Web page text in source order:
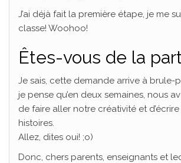
J’ai déjà fait la première étape, je me
classe! Woohoo!
Êtes-vous de la
Je sais, cette demande arrive à brule-
je pense qu’en deux semaines, nous
de faire aller notre créativité et
histoires.
Allez, dites oui! ;o)
Donc, chers parents, enseignants et